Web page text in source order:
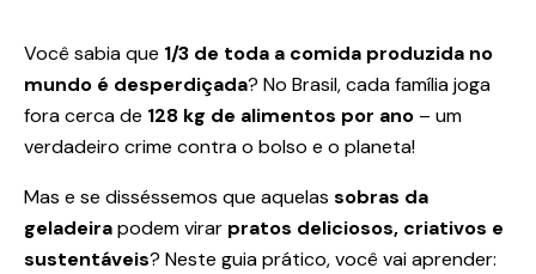
Você sabia que 1/3 de toda a comida produzida no
mundo é desperdiçada? No Brasil, cada família joga
fora cerca de 128 kg de alimentos por ano – um
verdadeiro crime contra o bolso e o planeta!
Mas e se disséssemos que aquelas sobras da
geladeirapodem virar pratos deliciosos, criativos e
sustentáveis? Neste guia prático, você vai aprender: